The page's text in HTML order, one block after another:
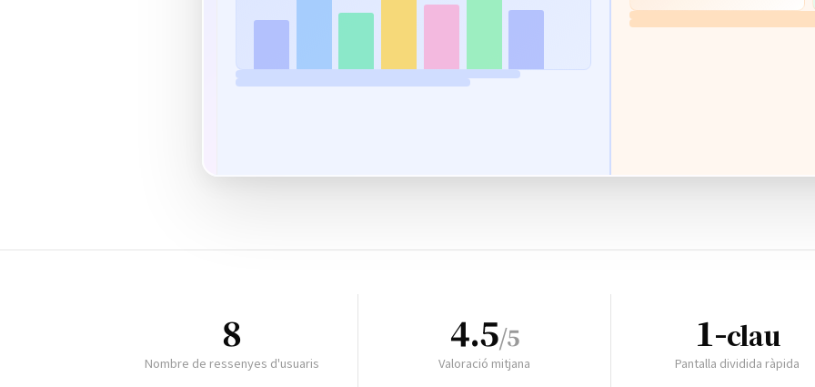
8
Nombre de ressenyes d'usuaris
4.5/5
Valoració mitjana
1-clau
Pantalla dividida ràpida